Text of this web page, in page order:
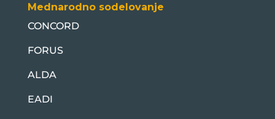
Mednarodno sodelovanje
CONCORD
FORUS
ALDA
EADI